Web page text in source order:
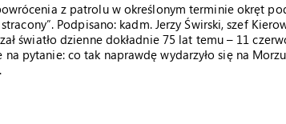
z patrolu w określonym terminie okręt
Podpisano: kadm. Jerzy Świrski, szef
światło dzienne dokładnie 75 lat temu – 11
pytanie: co tak naprawdę wydarzyło się na Morzu